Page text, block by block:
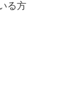
る方